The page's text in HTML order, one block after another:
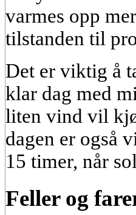
varmes opp
tilstanden til
Det er viktig å
klar dag med
liten vind vil
dagen er også
15 timer, når
Feller og